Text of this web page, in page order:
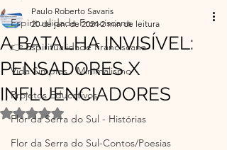
Espiritualidade Franciscana
👉 Espiritualidade Franciscana
Vida Simples - Minimalismo
Projetos Educativos
Flor da Serra do Sul - Histórias
Flor da Serra do Sul-Contos/Poesias
A BATALHA INVISÍVEL:
PENSADORES X
INFLUENCIADORES
Paulo Roberto Savaris
20 de jan. de 2024 2 min de leitura
Avaliado com NaN de 5 estrelas.